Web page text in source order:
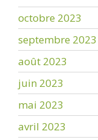
octobre 2023
septembre 2023
août 2023
juin 2023
mai 2023
avril 2023